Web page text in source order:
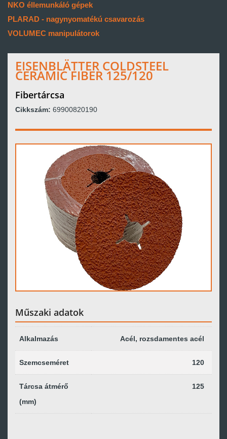
NKO éllemunkáló gépek
PLARAD - nagynyomatékú csavarozás
VOLUMEC manipulátorok
EISENBLÄTTER COLDSTEEL
CERAMIC FIBER 125/120
Fibertárcsa
Cikkszám: 69900820190
Műszaki adatok
Alkalmazás Acél, rozsdamentes acél
Szemcseméret 120
Tárcsa átmérő
(mm)
125